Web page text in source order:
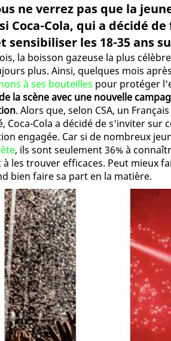
ne verrez pas que la
Coca-Cola, qui a décidé
sensibiliser les 18-35 ans
la boisson gazeuse la plus
plus. Ainsi, quelques mois
à ses bouteilles pour protéger
la scène avec une nouvelle
. Alors que, selon CSA, un
Coca-Cola a décidé de s'inviter
engagée. Car si de nombreux
, ils sont seulement 36% à
à les trouver efficaces. Peut mieux
bien faire sa part en la matière.